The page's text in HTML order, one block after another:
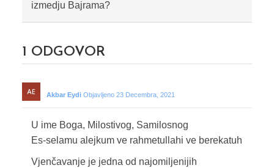
izmedju Bajrama?
1 ODGOVOR
Akbar Eydi Objavljeno 23 Decembra, 2021
U ime Boga, Milostivog, Samilosnog
Es-selamu alejkum ve rahmetullahi ve berekatuh
Vjenčavanje je jedna od najomiljenijih